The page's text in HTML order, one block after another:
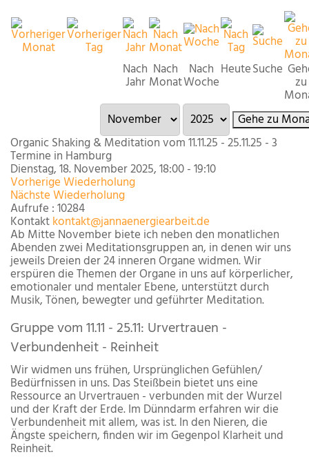
Nach
Jahr
Nach
Monat
Nach
Woche
HeuteSuche
zu
Gehe zu
Organic Shaking & Meditation vom 11.11.25 - 25.11.25 - 3
Termine in Hamburg
Dienstag, 18. November 2025, 18:00 - 19:10
Vorherige Wiederholung
Nächste Wiederholung
Aufrufe : 10284
Kontaktkontakt@jannaenergiearbeit.de
Ab Mitte November biete ich neben den monatlichen
Abenden zwei Meditationsgruppen an, in denen wir uns
jeweils Dreien der 24 inneren Organe widmen. Wir
erspüren die Themen der Organe in uns auf körperlicher,
emotionaler und mentaler Ebene, unterstützt durch
Musik, Tönen, bewegter und geführter Meditation.
Gruppe vom 11.11 - 25.11: Urvertrauen -
Verbundenheit - Reinheit
Wir widmen uns frühen, Ursprünglichen Gefühlen/
Bedürfnissen in uns. Das Steißbein bietet uns eine
Ressource an Urvertrauen - verbunden mit der Wurzel
und der Kraft der Erde. Im Dünndarm erfahren wir die
Verbundenheit mit allem, was ist. In den Nieren, die
Ängste speichern, finden wir im Gegenpol Klarheit und
Reinheit.